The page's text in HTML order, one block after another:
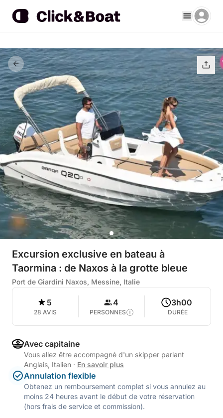
Excursion exclusive en bateau à
Taormina : de Naxos à la grotte bleue
Port de Giardini Naxos, Messine, Italie
5
28 AVIS
4
PERSONNES
3h00
DURÉE
Avec capitaine
Vous allez être accompagné d'un skipper parlant
Anglais, Italien · En savoir plus
Annulation flexible
Obtenez un remboursement complet si vous annulez au
moins 24 heures avant le début de votre réservation
(hors frais de service et commission).